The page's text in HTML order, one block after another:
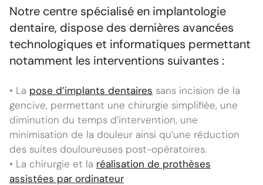
Notre centre spécialisé en implantologie
dentaire, dispose des dernières avancées
technologiques et informatiques permettant
notamment les interventions suivantes :
• La pose d’implants dentaires sans incision de la
gencive, permettant une chirurgie simplifiée, une
diminution du temps d’intervention, une
minimisation de la douleur ainsi qu’une réduction
des suites douloureuses post-opératoires.
• La chirurgie et la réalisation de prothèses
assistées par ordinateur